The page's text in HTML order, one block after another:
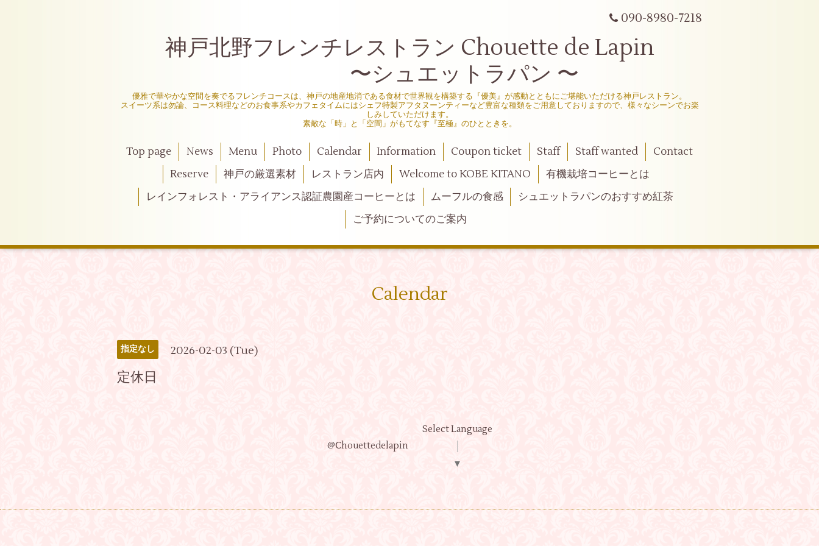
090-8980-7218
神戸北野フレンチレストラン Chouette de Lapin
〜シュエットラパン 〜
優雅で華やかな空間を奏でるフレンチコースは、神戸の地産地消である食材で世界観を構築する『優美』が感動とともにご堪能いただける神戸レストラン。
スイーツ系は勿論、コース料理などのお食事系やカフェタイムにはシェフ特製アフタヌーンティーなど豊富な種類をご用意しておりますので、様々なシーンでお楽
しみしていただけます。
素敵な「時」と「空間」がもてなす『至極』のひとときを。
Top page News Menu Photo Calendar Information Coupon ticket Staff Staff wanted
Contact
Reserve
神戸の厳選素材 レストラン店内 Welcome to KOBE KITANO
有機栽培コーヒーとは
レインフォレスト・アライアンス認証農園産コーヒーとは
ムーフルの食感
シュエットラパンのおすすめ紅茶
ご予約についてのご案内
Calendar
指定なし 2026-02-03 (Tue)
定休日
@Ⅽhouettedelapin
Select Language
▼